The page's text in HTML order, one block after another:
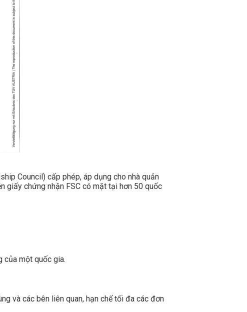
Council) cấp phép, áp dụng cho nhà quản
giấy chứng nhận FSC có mặt tại hơn 50 quốc
của một quốc gia.
và các bên liên quan, hạn chế tối đa các đơn